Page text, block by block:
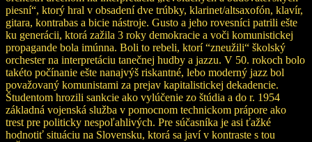
piesní“, ktorý hral v obsadení dve trúbky, klarinet/altsaxofón, klavír,
gitara, kontrabas a bicie nástroje. Gusto a jeho rovesníci patrili ešte
ku generácii, ktorá zažila 3 roky demokracie a voči komunistickej
propagande bola imúnna. Boli to rebeli, ktorí “zneužili“ školský
orchester na interpretáciu tanečnej hudby a jazzu. V 50. rokoch bolo
takéto počínanie ešte nanajvýš riskantné, lebo moderný jazz bol
považovaný komunistami za prejav kapitalistickej dekadencie.
Študentom hrozili sankcie ako vylúčenie zo štúdia a do r. 1954
základná vojenská služba v pomocnom technickom prápore ako
trest pre politicky nespoľahlivých. Pre súčasníka je asi ťažké
hodnotiť situáciu na Slovensku, ktorá sa javí v kontraste s tou